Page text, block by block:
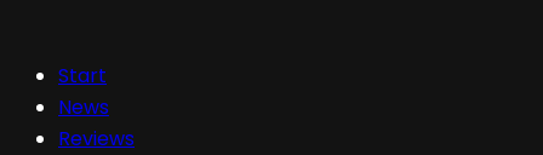
Start
News
Reviews